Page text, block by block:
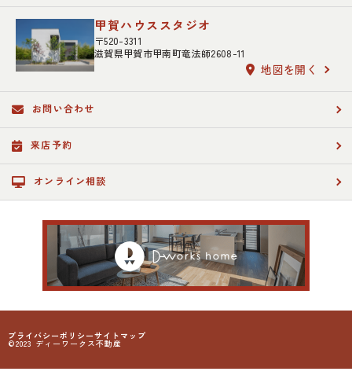
甲賀ハウススタジオ
〒520-3311
滋賀県甲賀市甲南町竜法師2608-11
地図を開く
お問い合わせ
来店予約
オンライン相談
プライバシーポリシーサイトマップ
©2023 ディーワークス不動産